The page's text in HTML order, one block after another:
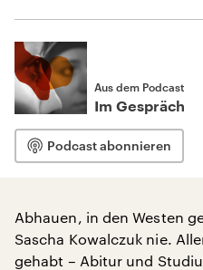
Aus dem Podcast
Im Gespräch
Podcast abonnieren
Abhauen, in den Westen
Sascha Kowalczuk nie.
gehabt – Abitur und